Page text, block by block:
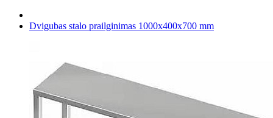
Dvigubas stalo prailginimas 1000x400x700 mm